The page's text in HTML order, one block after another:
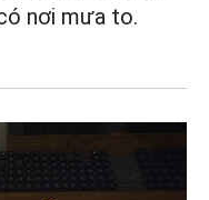
nơi mưa to.